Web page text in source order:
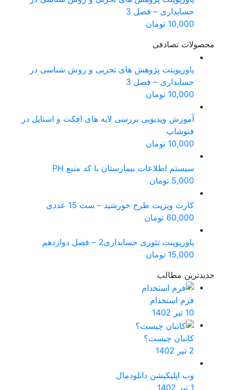
حسابداری – فصل 3
10,000 تومان
محصولات تصادفی
پاورپوینت پژوهش های تجربی و روش شناسی در
حسابداری – فصل 3
10,000 تومان
آموزش ویدیویی بررسی لایه های افکت و استایل در
فتوشاپ
10,000 تومان
سیستم اطلاعات بیمارستان با کد منبع PH
5,000 تومان
کارت ویزیت طرح خورشید – ست 15 عددی
60,000 تومان
پاورپوینت تئوری حسابداری2 – فصل دوازدهم
15,000 تومان
جدیدترین مطالب
فرم استخدام
10 تیر 1402
کانبان چیست؟
وب اپلیکیشن دانلودمال